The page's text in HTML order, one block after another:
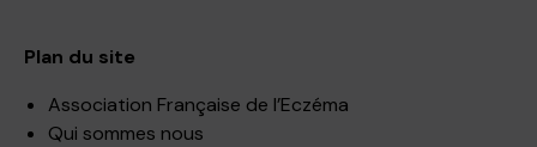
Plan du site
Association Française de l’Eczéma
Qui sommes nous